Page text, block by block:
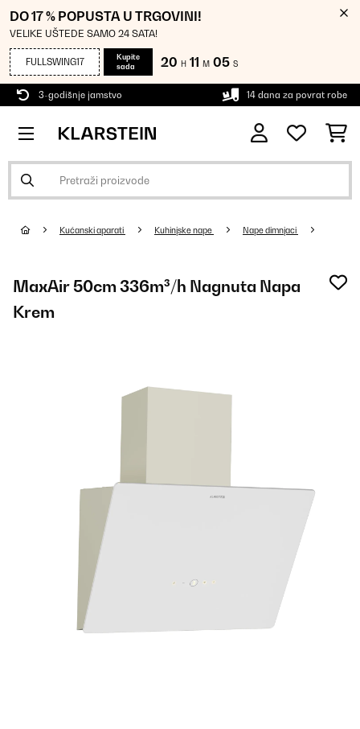
DO 17 % POPUSTA U TRGOVINI!
VELIKE UŠTEDE SAMO 24 SATA!
FULLSWING17
Kupite
sada
20 H 11 M 05 S
3-godišnje jamstvo 14 dana za povrat robe
Kućanski aparati Kuhinjske nape Nape dimnjaci
MaxAir 50cm 336m³/h Nagnuta Napa
Krem